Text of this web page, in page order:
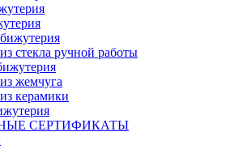
стекла ручной работы
жемчуга
керамики
СЕРТИФИКАТЫ